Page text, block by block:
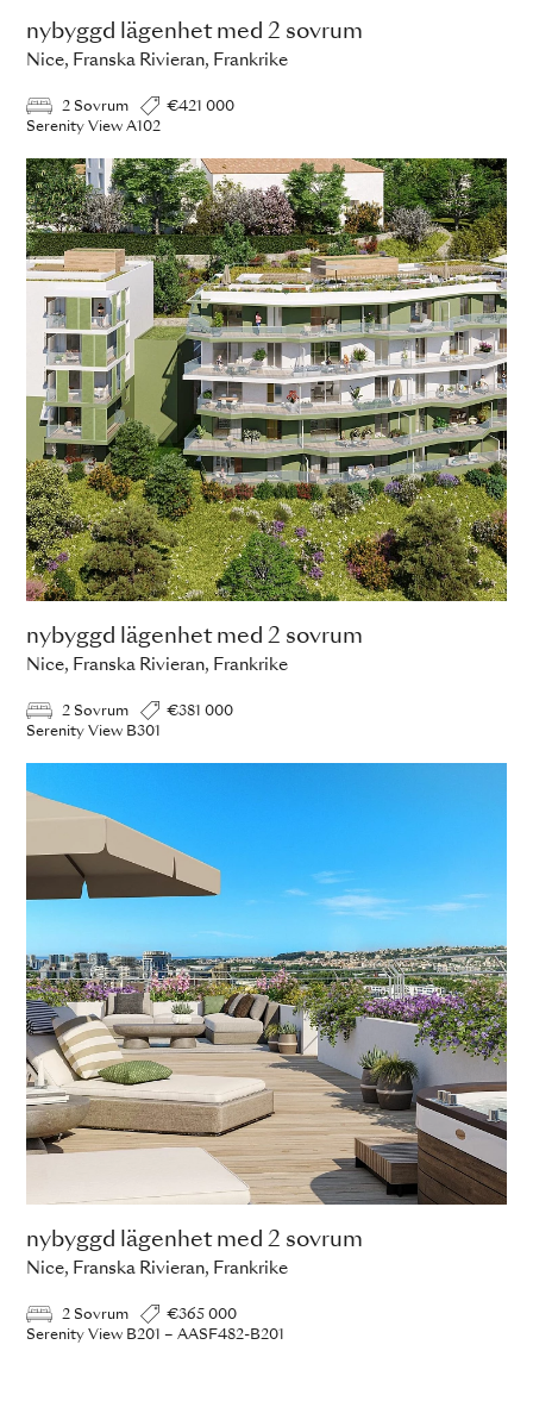
nybyggd lägenhet med 2 sovrum
Nice, Franska Rivieran, Frankrike
2 Sovrum
€421 000
Serenity View A102
nybyggd lägenhet med 2 sovrum
Nice, Franska Rivieran, Frankrike
2 Sovrum
€381 000
Serenity View B301
nybyggd lägenhet med 2 sovrum
Nice, Franska Rivieran, Frankrike
2 Sovrum
€365 000
Serenity View B201 – AASF482-B201